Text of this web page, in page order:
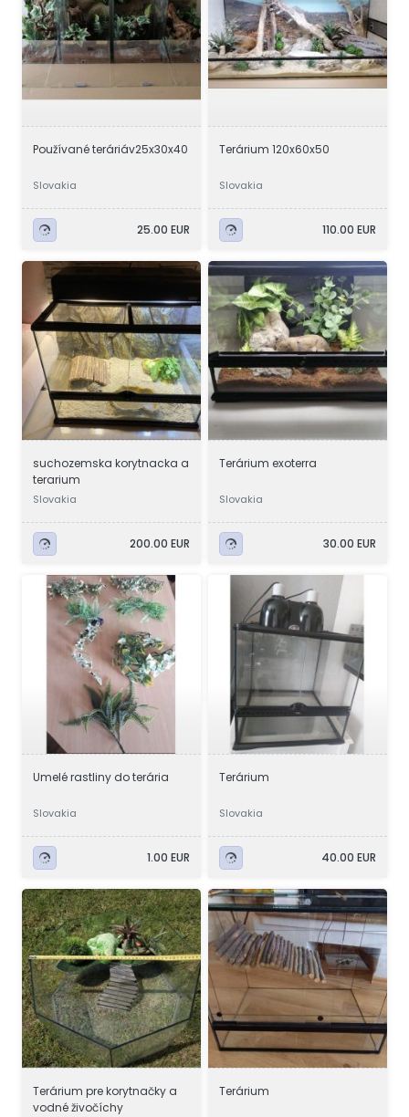
Používané teráriáv25x30x40
Slovakia
25.00 EUR
Terárium 120x60x50
Slovakia
110.00 EUR
suchozemska korytnacka a
terarium
Slovakia
200.00 EUR
Terárium exoterra
Slovakia
30.00 EUR
Umelé rastliny do terária
Slovakia
1.00 EUR
Terárium
Slovakia
40.00 EUR
Terárium pre korytnačky a
vodné živočíchy
Terárium